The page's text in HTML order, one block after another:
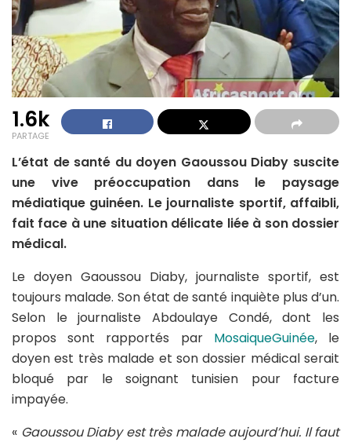
1.6k
PARTAGE
L’état de santé du doyen Gaoussou Diaby suscite
une vive préoccupation dans le paysage
médiatique guinéen. Le journaliste sportif, affaibli,
fait face à une situation délicate liée à son dossier
médical.
Le doyen Gaoussou Diaby, journaliste sportif, est
toujours malade. Son état de santé inquiète plus d’un.
Selon le journaliste Abdoulaye Condé, dont les
propos sont rapportés par MosaiqueGuinée, le
doyen est très malade et son dossier médical serait
bloqué par le soignant tunisien pour facture
impayée.
« Gaoussou Diaby est très malade aujourd’hui. Il faut